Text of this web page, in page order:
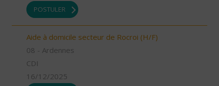
POSTULER
Aide à domicile secteur de Rocroi (H/F)
08 - Ardennes
CDI
16/12/2025